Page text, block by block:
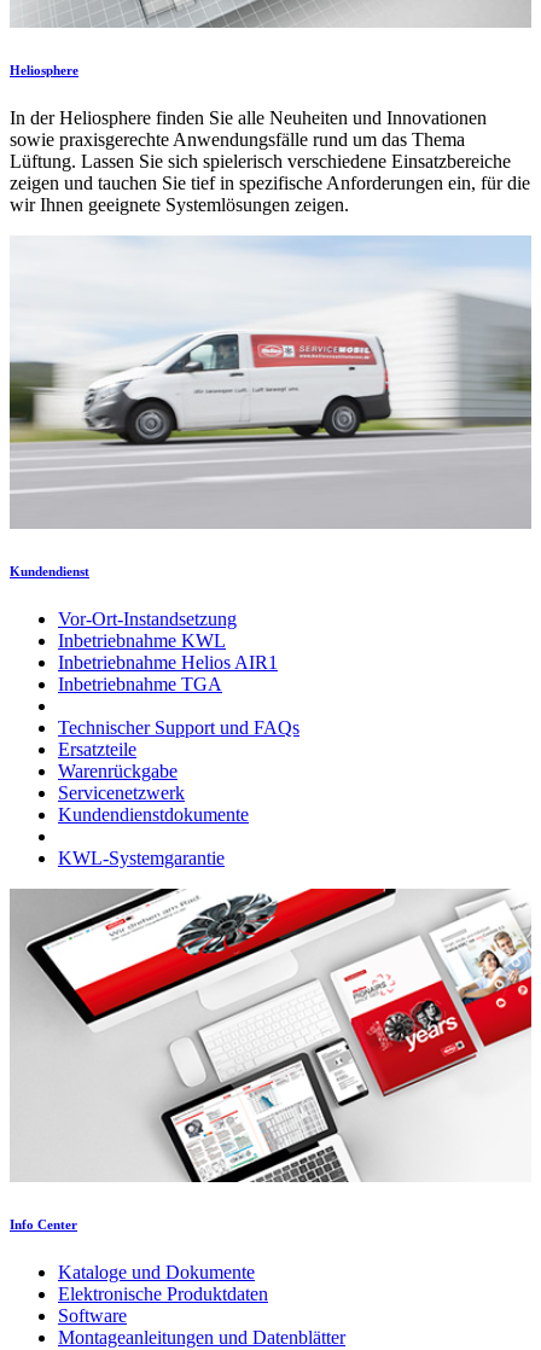
Heliosphere
In der Heliosphere finden Sie alle Neuheiten und Innovationen
sowie praxisgerechte Anwendungsfälle rund um das Thema
Lüftung. Lassen Sie sich spielerisch verschiedene Einsatzbereiche
zeigen und tauchen Sie tief in spezifische Anforderungen ein, für die
wir Ihnen geeignete Systemlösungen zeigen.
Kundendienst
Vor-Ort-Instandsetzung
Inbetriebnahme KWL
Inbetriebnahme Helios AIR1
Inbetriebnahme TGA
Technischer Support und FAQs
Ersatzteile
Warenrückgabe
Servicenetzwerk
Kundendienstdokumente
KWL-Systemgarantie
Info Center
Kataloge und Dokumente
Elektronische Produktdaten
Software
Montageanleitungen und Datenblätter